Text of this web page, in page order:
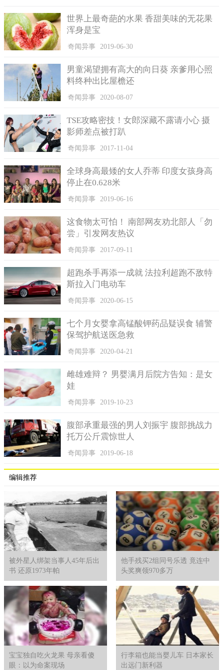
值得一提的是，俄勒冈的这个蜜环菌细胞在遗传上相同，是
同一菌丝聚集成根状菌索后向四面八方延伸的结果，在科学意义
上被认为是同一个个体，也因此，被很多科学家认为是地球上目
世界上最奇葩的水果 香甜美味的无花果
浑身是宝
奇闻异事 2019-06-30
男童渴望拥有高大的向日葵 亲爹用心照
料终种出比屋檐还
奇闻异事 2020-08-07
TSE攻略密技！女郎深藏不露请小心 摄
影师差点被打趴
奇闻异事 2017-11-04
全球身高最矮的女人乔蒂 印度女孩身高
停止在0.628米
奇闻异事 2019-06-16
这食物太可怕！ 南部网友劝北部人「勿
尝」引发网友热议
奇闻异事 2017-09-11
超跑杀手再添一成就 法拉利超跑不敌特
斯拉入门电动车
奇闻异事 2020-06-15
七个月女婴拿高锰酸钾药品疑误食 辅警
保驾护航送医急救
奇闻异事 2020-04-21
雌雄难辩？ 男婴满月后院方告知：是女
娃
奇闻异事 2019-10-23
腹部承重最强的男人刘振宇 腹部挑战力
托万公斤震惊世人
奇闻异事 2019-06-18
编辑推荐
被外星人绑架当事人45年后出
书 还原1973年帕
他手残买2组同号乐透 竟连中
头奖爽领970多万
宝宝独自吃火龙果 母亲看傻
眼：以为命案现场
行李箱也能当婴儿车 日本家长
出远门新利器